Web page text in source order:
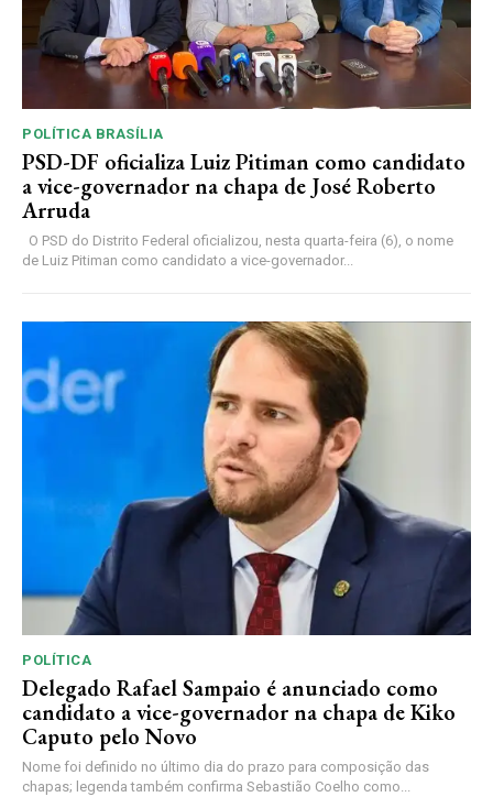
POLÍTICA BRASÍLIA
PSD-DF oficializa Luiz Pitiman como candidato
a vice-governador na chapa de José Roberto
Arruda
de Luiz Pitiman como candidato a vice-governador...
POLÍTICA
Delegado Rafael Sampaio é anunciado como
candidato a vice-governador na chapa de Kiko
Caputo pelo Novo
Nome foi definido no último dia do prazo para composição das
chapas; legenda também confirma Sebastião Coelho como...